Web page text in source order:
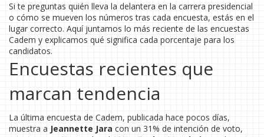
Si te preguntas quién lleva la delantera en la carrera presidencial
o cómo se mueven los números tras cada encuesta, estás en el
lugar correcto. Aquí juntamos lo más reciente de las encuestas
Cadem y explicamos qué significa cada porcentaje para los
candidatos.
Encuestas recientes que
marcan tendencia
La última encuesta de Cadem, publicada hace pocos días,
muestra a Jeannette Jara con un 31% de intención de voto,